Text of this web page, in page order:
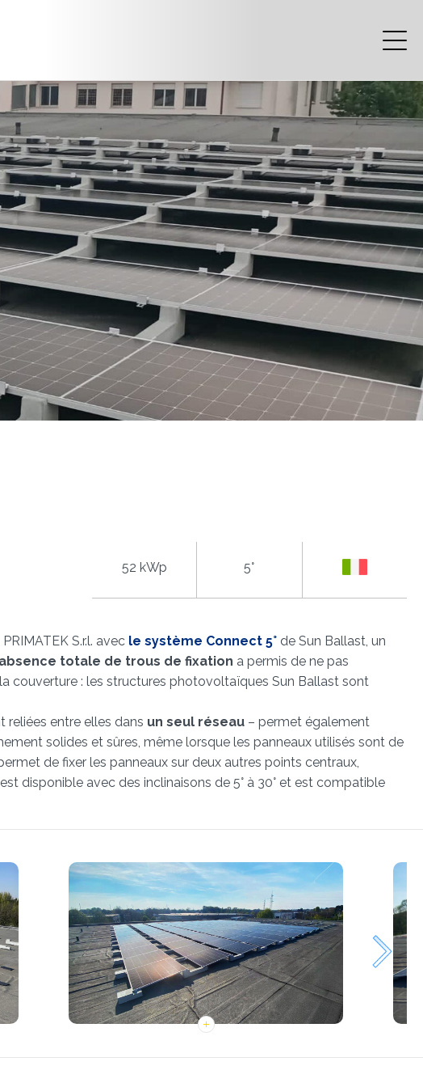
52 kWp 5°
S.r.l. avec le système Connect 5° de Sun Ballast, un
totale de trous de fixation a permis de ne pas
couverture : les structures photovoltaïques Sun Ballast sont
entre elles dans un seul réseau – permet également
solides et sûres, même lorsque les panneaux utilisés sont de
de fixer les panneaux sur deux autres points centraux,
disponible avec des inclinaisons de 5° à 30° et est compatible